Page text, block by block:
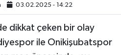
03.02.2025 - 14:22
dikkat çeken bir olay
ile Onikişubatspor